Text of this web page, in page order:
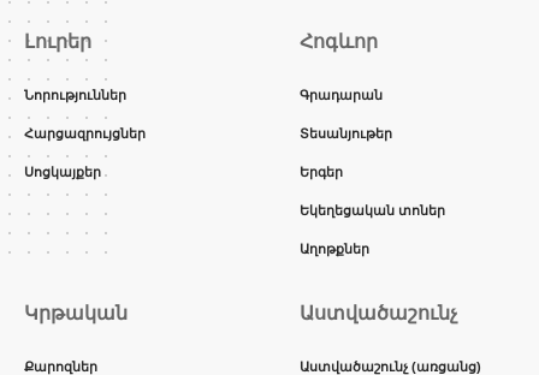
Լուրեր
Նորություններ
Հարցազրույցներ
Սոցկայքեր
Հոգևոր
Գրադարան
Տեսանյութեր
Երգեր
Եկեղեցական տոներ
Աղոթքներ
Կրթական
Քարոզներ
Աստվածաշունչ
Աստվածաշունչ (առցանց)